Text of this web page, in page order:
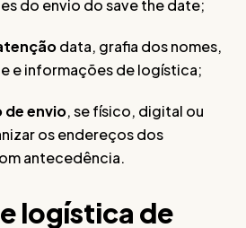
do envio do save the date;
data, grafia dos nomes,
e informações de logística;
de envio, se físico, digital ou
os endereços dos
antecedência.
logística de